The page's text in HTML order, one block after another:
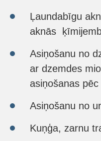
Ļaundabīgu
aknās
Asiņošanu no
ar dzemdes
asiņošanas
Asiņošanu no
Kuņģa, zarnu